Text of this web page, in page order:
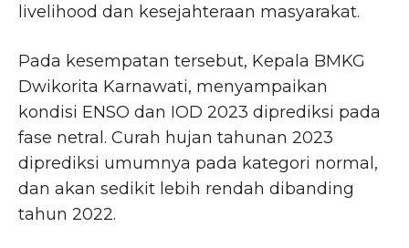
livelihood dan kesejahteraan masyarakat.
Pada kesempatan tersebut, Kepala BMKG
Dwikorita Karnawati, menyampaikan
kondisi ENSO dan IOD 2023 diprediksi pada
fase netral. Curah hujan tahunan 2023
diprediksi umumnya pada kategori normal,
dan akan sedikit lebih rendah dibanding
tahun 2022.